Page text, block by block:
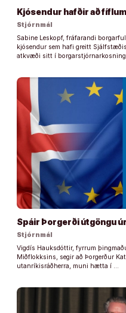
Kjósendur hafðir að fíflum
Stjórnmál
Sabine Leskopf, fráfarandi
kjósendur sem hafi greitt
atkvæði sitt í
Spáir Þorgerði útgöngu
Stjórnmál
Vigdís Hauksdóttir, fyrrum
Miðflokksins, segir að Þorgerður
utanríkisráðherra, muni hætta í …